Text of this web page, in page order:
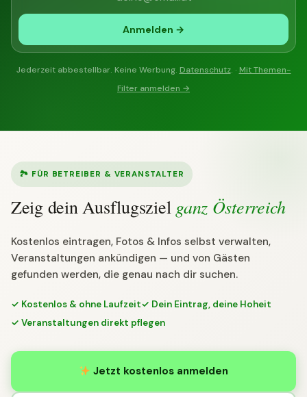
Anmelden →
Jederzeit abbestellbar. Keine Werbung. Datenschutz. · Mit Themen-
Filter anmelden →
🏞 FÜR BETREIBER & VERANSTALTER
Zeig dein Ausflugsziel ganz Österreich
Kostenlos eintragen, Fotos & Infos selbst verwalten,
Veranstaltungen ankündigen — und von Gästen
gefunden werden, die genau nach dir suchen.
✓ Kostenlos & ohne Laufzeit✓ Dein Eintrag, deine Hoheit
✓ Veranstaltungen direkt pflegen
Jetzt kostenlos anmelden